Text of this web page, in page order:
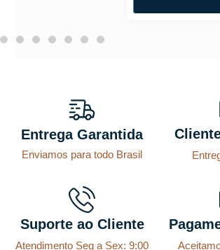
Entrega Garantida
Enviamos para todo Brasil
Suporte ao Cliente
Atendimento Seg a Sex: 9:00